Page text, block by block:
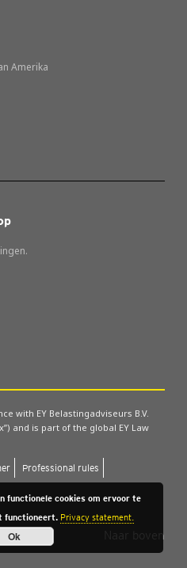
Amerika
with EY Belastingadviseurs B.V.
and is part of the global EY Law
Pro­fes­si­o­nal rules
Naar boven
functionele cookies om ervoor te
functioneert. Privacy statement.
Ok